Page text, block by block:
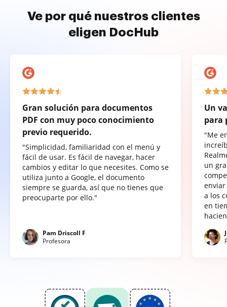
Ve por qué nuestros clientes
eligen DocHub
Gran solución para documentos
PDF con muy poco conocimiento
previo requerido.
"Simplicidad, familiaridad con el menú y
fácil de usar. Es fácil de navegar, hacer
cambios y editar lo que necesites. Como se
utiliza junto a Google, el documento
siempre se guarda, así que no tienes que
preocuparte por ello."
Pam Driscoll F
Profesora
Un
para
"Me
un
a los
en